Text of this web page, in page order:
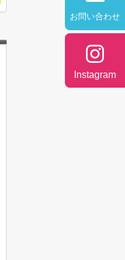
お問い合わせ
Instagram